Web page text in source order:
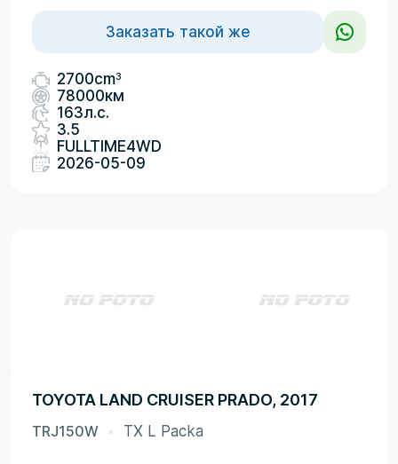
Заказать такой же
2700cm3
78000км
163л.с.
3.5
FULLTIME4WD
2026-05-09
TOYOTA LAND CRUISER PRADO, 2017
TRJ150W TX L Packa